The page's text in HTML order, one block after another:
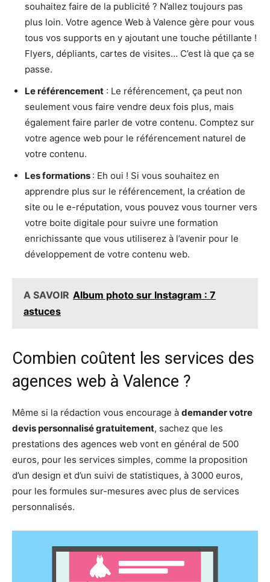
souhaitez faire de la publicité ? N’allez toujours pas
plus loin. Votre agence Web à Valence gère pour vous
tous vos supports en y ajoutant une touche pétillante !
Flyers, dépliants, cartes de visites… C’est là que ça se
passe.
Le référencement : Le référencement, ça peut non
seulement vous faire vendre deux fois plus, mais
également faire parler de votre contenu. Comptez sur
votre agence web pour le référencement naturel de
votre contenu.
Les formations : Eh oui ! Si vous souhaitez en
apprendre plus sur le référencement, la création de
site ou le e-réputation, vous pouvez vous tourner vers
votre boite digitale pour suivre une formation
enrichissante que vous utiliserez à l’avenir pour le
développement de votre contenu web.
A SAVOIR Album photo sur Instagram : 7
astuces
Combien coûtent les services des
agences web à Valence ?
Même si la rédaction vous encourage à demander votre
devis personnalisé gratuitement, sachez que les
prestations des agences web vont en général de 500
euros, pour les services simples, comme la proposition
d’un design et d’un suivi de statistiques, à 3000 euros,
pour les formules sur-mesures avec plus de services
personnalisés.